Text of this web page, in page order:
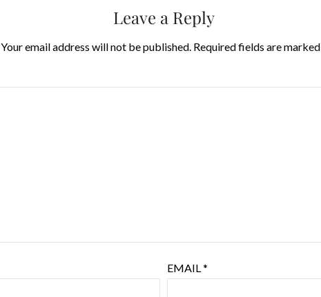
Leave a Reply
Your email address will not be published. Required fields are marked
EMAIL*